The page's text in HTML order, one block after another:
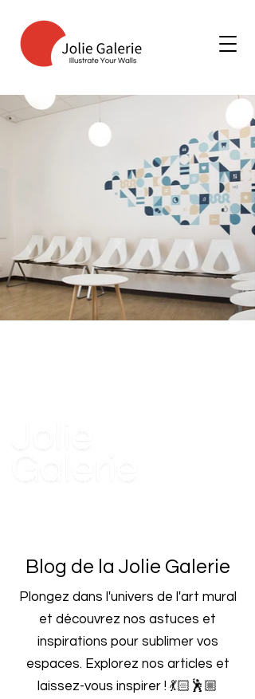
Blog de la Jolie Galerie
Plongez dans l'univers de l'art mural
et découvrez nos astuces et
inspirations pour sublimer vos
espaces. Explorez nos articles et
laissez-vous inspirer ! 💃🏻🕺🏼